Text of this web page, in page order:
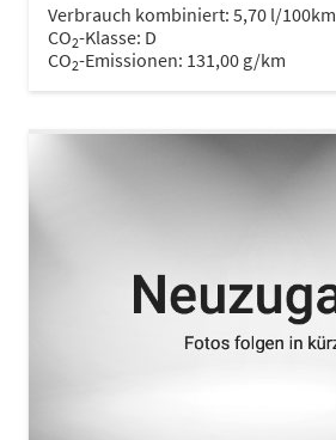
Verbrauch kombiniert: 5,70 l/100km
CO2-Klasse: D
CO2-Emissionen: 131,00 g/km